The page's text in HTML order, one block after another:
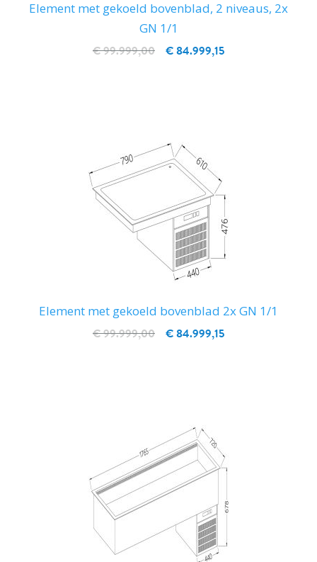
Element met gekoeld bovenblad, 2 niveaus, 2x
GN 1/1
€ 84.999,15
€ 99.999,00
Element met gekoeld bovenblad 2x GN 1/1
€ 84.999,15
€ 99.999,00